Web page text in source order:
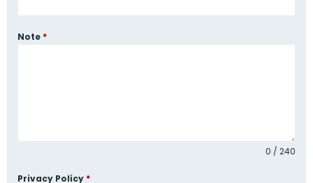
Note *
0 / 240
Privacy Policy *